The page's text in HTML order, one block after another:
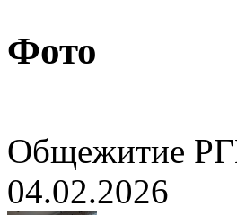
Фото
Общежитие
04.02.2026